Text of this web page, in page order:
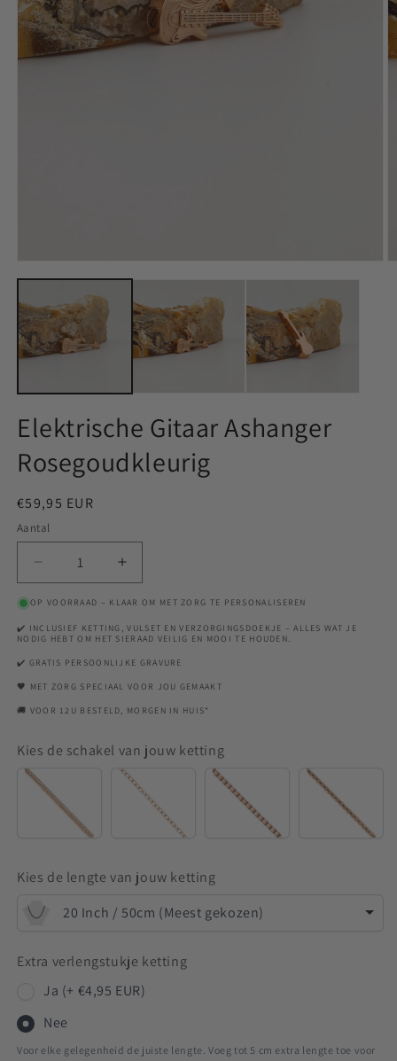
Elektrische Gitaar Ashanger
Rosegoudkleurig
Normale
prijs
€59,95 EUR
Aantal
Aantal
verlagen
voor
Elektrische
Gitaar
Ashanger
Rosegoudkleurig
Aantal
verhogen
voor
Elektrische
Gitaar
Ashanger
Rosegoudkleurig
OP VOORRAAD – KLAAR OM MET ZORG TE PERSONALISEREN
✔️ INCLUSIEF KETTING, VULSET EN VERZORGINGSDOEKJE – ALLES WAT JE
NODIG HEBT OM HET SIERAAD VEILIG EN MOOI TE HOUDEN.
✔️ GRATIS PERSOONLIJKE GRAVURE
🖤 MET ZORG SPECIAAL VOOR JOU GEMAAKT
🚚 VOOR 12U BESTELD, MORGEN IN HUIS*
Kies de schakel van jouw ketting
Venetian
Kies de lengte van jouw ketting
20 Inch / 50cm (Meest gekozen)
Extra verlengstukje ketting
Ja (+ €4,95 EUR)
Nee
Voor elke gelegenheid de juiste lengte. Voeg tot 5 cm extra lengte toe voor